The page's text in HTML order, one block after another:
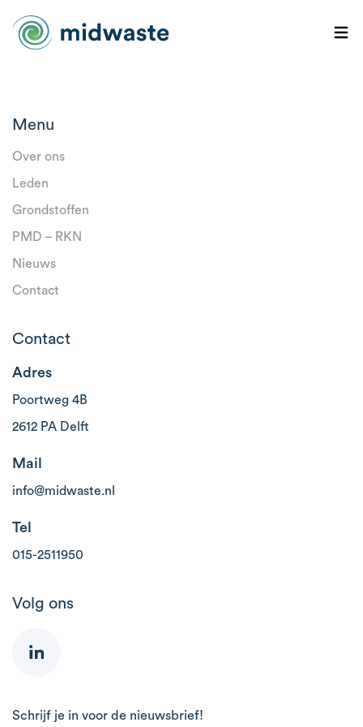
Menu
Over ons
Leden
Grondstoffen
PMD – RKN
Nieuws
Contact
Contact
Adres
Poortweg 4B
2612 PA Delft
Mail
info@midwaste.nl
Tel
015-2511950
Volg ons
Schrijf je in voor de nieuwsbrief!